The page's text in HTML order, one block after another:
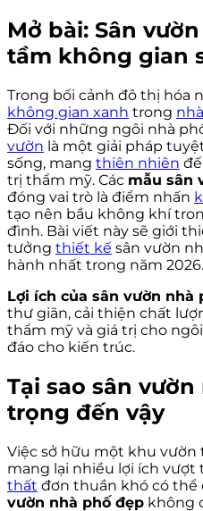
Mở bài: Sân
tầm không gian
Trong bối cảnh đô thị hóa
không gian xanh trong
Đối với những ngôi nhà
vườn là một giải pháp
sống, mang thiên nhiên
trị thẩm mỹ. Các mẫu sân
đóng vai trò là điểm nhấn
tạo nên bầu không khí
đình. Bài viết này sẽ giới
tưởng thiết kế sân vườn
hành nhất trong năm 2026.
Lợi ích của sân vườn nhà
thư giãn, cải thiện chất
thẩm mỹ và giá trị cho
đáo cho kiến trúc.
Tại sao sân
trọng đến vậy
Việc sở hữu một khu
mang lại nhiều lợi ích vượt
thất đơn thuần khó có thể
vườn nhà phố đẹp không